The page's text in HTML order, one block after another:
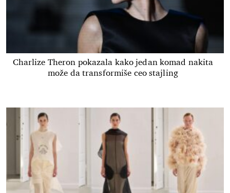
Charlize Theron pokazala kako jedan komad nakita
može da transformiše ceo stajling